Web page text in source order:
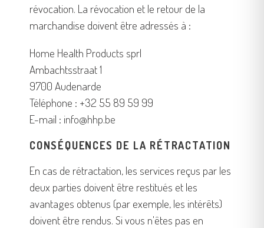
révocation. La révocation et le retour de la
marchandise doivent être adressés à :
Home Health Products sprl
Ambachtsstraat 1
9700 Audenarde
Téléphone : +32 55 89 59 99
E-mail : info@hhp.be
CONSÉQUENCES DE LA RÉTRACTATION
En cas de rétractation, les services reçus par les
deux parties doivent être restitués et les
avantages obtenus (par exemple, les intérêts)
doivent être rendus. Si vous n'êtes pas en